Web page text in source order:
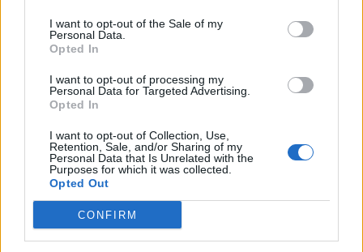
I want to opt-out of the Sale of my
Personal Data.
Opted In
I want to opt-out of processing my
Personal Data for Targeted Advertising.
Opted In
I want to opt-out of Collection, Use,
Retention, Sale, and/or Sharing of my
Personal Data that Is Unrelated with the
Purposes for which it was collected.
Opted Out
CONFIRM
Poslední 3 příspěvky na mé zdi
Nemá žádné příspěvky
Zobrazit celou mou zeď
Moji nejnovější přátelé